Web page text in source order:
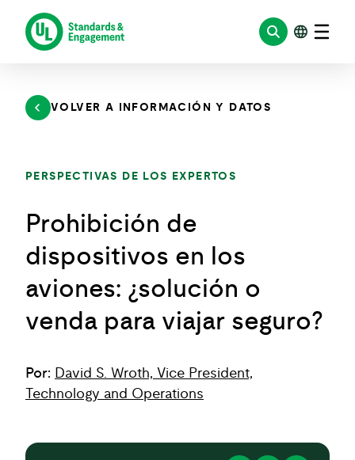
contenido
VOLVER A INFORMACIÓN Y DATOS
PERSPECTIVAS DE LOS EXPERTOS
Prohibición de
dispositivos en los
aviones: ¿solución o
venda para viajar seguro?
Por: David S. Wroth, Vice President,
Technology and Operations